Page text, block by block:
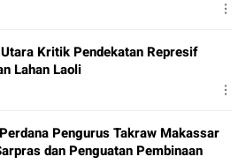
Kritik Pendekatan Represif
Lahan Laoli
Pengurus Takraw Makassar
dan Penguatan Pembinaan